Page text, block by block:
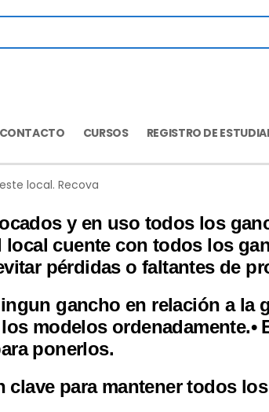
CONTACTO CURSOS REGISTRO DE
local. Recova
y en uso todos los
local cuente con todos los
pérdidas o faltantes de
gancho en relación a la
modelos ordenadamente.•
ponerlos.
para mantener todos